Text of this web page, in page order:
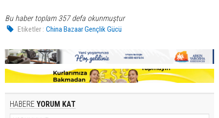
Bu haber toplam 357 defa okunmuştur
Etiketler : China Bazaar Gençlik Gücü
HABERE YORUM KAT